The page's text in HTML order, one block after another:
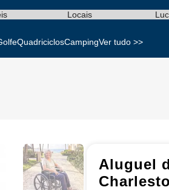
Locais
QuadriciclosCampingVer tudo >>
Aluguel